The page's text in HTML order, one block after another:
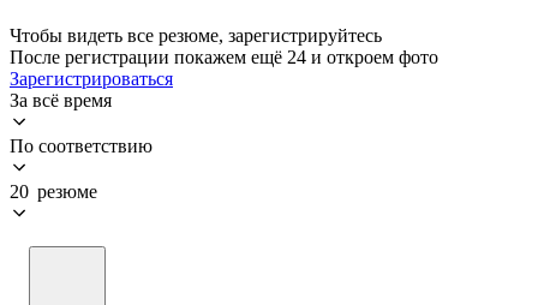
Чтобы видеть все резюме, зарегистрируйтесь
После регистрации покажем ещё 24 и откроем фото
Зарегистрироваться
За всё время
По соответствию
20 резюме